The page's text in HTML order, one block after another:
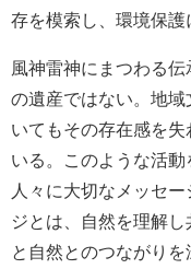
存を模索し、環境保護
風神雷神にまつわる
の遺産ではない。地
いてもその存在感を
いる。このような活動
人々に大切なメッセ
ジとは、自然を理解
と自然とのつながりを